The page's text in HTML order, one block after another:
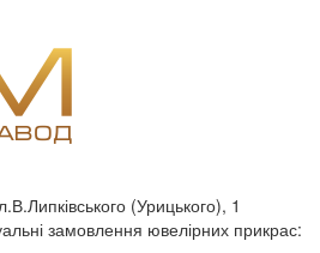
(Урицького), 1
замовлення ювелірних прикрас: